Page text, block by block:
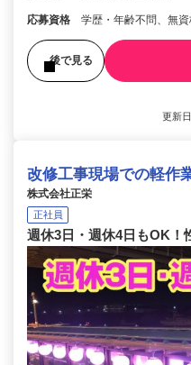
応募資格 学歴・年齢不問、無
後で見る
更新
改修工事現場での軽作
株式会社正栄
正社員
週休3日・週休4日もOK